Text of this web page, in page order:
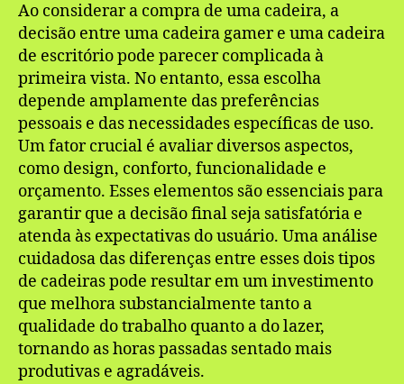
Ao considerar a compra de uma cadeira, a
decisão entre uma cadeira gamer e uma cadeira
de escritório pode parecer complicada à
primeira vista. No entanto, essa escolha
depende amplamente das preferências
pessoais e das necessidades específicas de uso.
Um fator crucial é avaliar diversos aspectos,
como design, conforto, funcionalidade e
orçamento. Esses elementos são essenciais para
garantir que a decisão final seja satisfatória e
atenda às expectativas do usuário. Uma análise
cuidadosa das diferenças entre esses dois tipos
de cadeiras pode resultar em um investimento
que melhora substancialmente tanto a
qualidade do trabalho quanto a do lazer,
tornando as horas passadas sentado mais
produtivas e agradáveis.